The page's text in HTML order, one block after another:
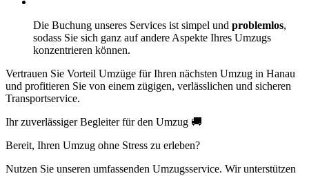
Die Buchung unseres Services ist simpel und problemlos,
sodass Sie sich ganz auf andere Aspekte Ihres Umzugs
konzentrieren können.
Vertrauen Sie Vorteil Umzüge für Ihren nächsten Umzug in Hanau
und profitieren Sie von einem zügigen, verlässlichen und sicheren
Transportservice.
Ihr zuverlässiger Begleiter für den Umzug 🚚
Bereit, Ihren Umzug ohne Stress zu erleben?
Nutzen Sie unseren umfassenden Umzugsservice. Wir unterstützen